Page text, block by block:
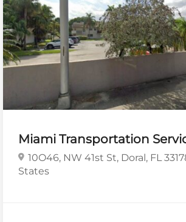
Miami Transportation
10O46, NW 41st St, Doral, FL
States